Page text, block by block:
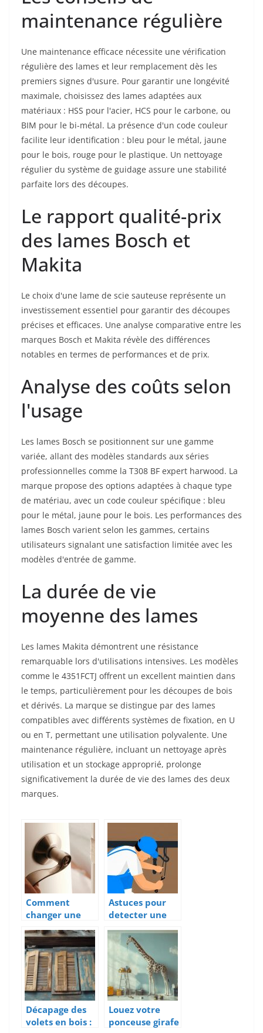
maintenance régulière
Une maintenance efficace nécessite une vérification
régulière des lames et leur remplacement dès les
premiers signes d'usure. Pour garantir une longévité
maximale, choisissez des lames adaptées aux
matériaux : HSS pour l'acier, HCS pour le carbone, ou
BIM pour le bi-métal. La présence d'un code couleur
facilite leur identification : bleu pour le métal, jaune
pour le bois, rouge pour le plastique. Un nettoyage
régulier du système de guidage assure une stabilité
parfaite lors des découpes.
Le rapport qualité-prix
des lames Bosch et
Makita
Le choix d'une lame de scie sauteuse représente un
investissement essentiel pour garantir des découpes
précises et efficaces. Une analyse comparative entre les
marques Bosch et Makita révèle des différences
notables en termes de performances et de prix.
Analyse des coûts selon
l'usage
Les lames Bosch se positionnent sur une gamme
variée, allant des modèles standards aux séries
professionnelles comme la T308 BF expert harwood. La
marque propose des options adaptées à chaque type
de matériau, avec un code couleur spécifique : bleu
pour le métal, jaune pour le bois. Les performances des
lames Bosch varient selon les gammes, certains
utilisateurs signalant une satisfaction limitée avec les
modèles d'entrée de gamme.
La durée de vie
moyenne des lames
Les lames Makita démontrent une résistance
remarquable lors d'utilisations intensives. Les modèles
comme le 4351FCTJ offrent un excellent maintien dans
le temps, particulièrement pour les découpes de bois
et dérivés. La marque se distingue par des lames
compatibles avec différents systèmes de fixation, en U
ou en T, permettant une utilisation polyvalente. Une
maintenance régulière, incluant un nettoyage après
utilisation et un stockage approprié, prolonge
significativement la durée de vie des lames des deux
marques.
Comment
changer une
serrure
rapidement ?
Astuces pour
detecter une
fuite d’eau
Décapage des
volets en bois :
Louez votre
ponceuse girafe